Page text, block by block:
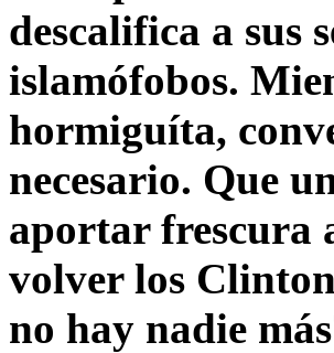
descalifica a sus
islamófobos.
hormiguíta,
necesario. Que
aportar frescura
volver los
no hay nadie